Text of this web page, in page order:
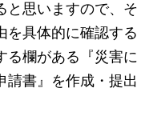
と思いますので、そ
を具体的に確認する
る欄がある『災害に
請書』を作成・提出